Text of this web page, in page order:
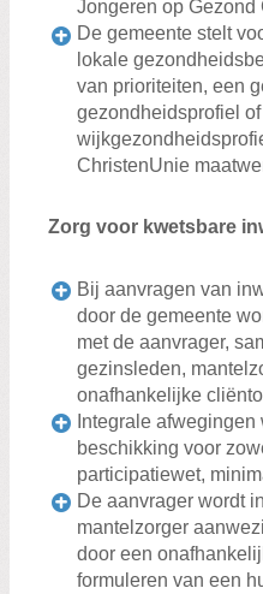
Jongeren op Gezond
De gemeente stelt
lokale
van prioriteiten, een
gezondheidsprofiel
ChristenUnie
Zorg voor kwetsbare
Bij aanvragen van
door de gemeente
met de aanvrager,
gezinsleden,
onafhankelijke
Integrale
beschikking voor
participatiewet,
De aanvrager wordt
mantelzorger
door een
formuleren van een